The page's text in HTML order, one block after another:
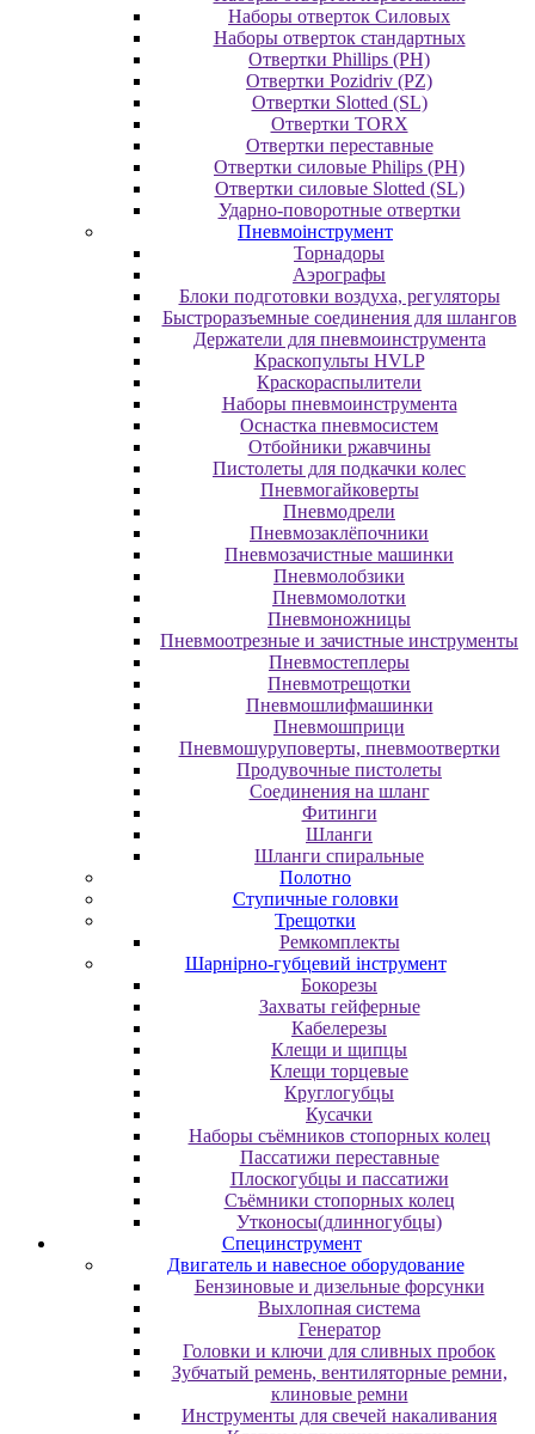
Наборы отверток Силовых
Наборы отверток стандартных
Отвертки Phillips (PH)
Отвертки Pozidriv (PZ)
Отвертки Slotted (SL)
Отвертки TORX
Отвертки переставные
Отвертки силовые Philips (PH)
Отвертки силовые Slotted (SL)
Ударно-поворотные отвертки
Пневмоінструмент
Topнaдopы
Аэрографы
Блоки подготовки воздуха, регуляторы
Быстроразъемные соединения для шлангов
Держатели для пневмоинструмента
Краскопульты HVLP
Краскораспылители
Наборы пневмоинструмента
Оснастка пневмосистем
Отбойники ржавчины
Пистолеты для подкачки колес
Пневмогайковерты
Пневмодрели
Пневмозаклёпочники
Пневмозачистные машинки
Пневмолобзики
Пневмомолотки
Пневмоножницы
Пневмоотрезные и зачистные инструменты
Пневмостеплеры
Пневмотрещотки
Пневмошлифмашинки
Пневмошприци
Пневмошуруповерты, пневмоотвертки
Продувочные пистолеты
Соединения на шланг
Фитинги
Шланги
Шланги спиральные
Полотно
Ступичные головки
Трещотки
Ремкомплекты
Шарнірно-губцевий інструмент
Бокорезы
Захваты гейферные
Кабелерезы
Клещи и щипцы
Клещи торцевые
Круглогубцы
Кусачки
Наборы съёмников стопорных колец
Пассатижи переставные
Плоскогубцы и пассатижи
Съёмники стопорных колец
Утконосы(длинногубцы)
Специнструмент
Двигатель и навесное оборудование
Бензиновые и дизельные форсунки
Выхлопная система
Генератор
Головки и ключи для сливных пробок
Зубчатый ремень, вентиляторные ремни,
клиновые ремни
Инструменты для свечей накаливания